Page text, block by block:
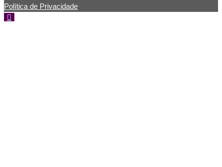
Política de Privacidade